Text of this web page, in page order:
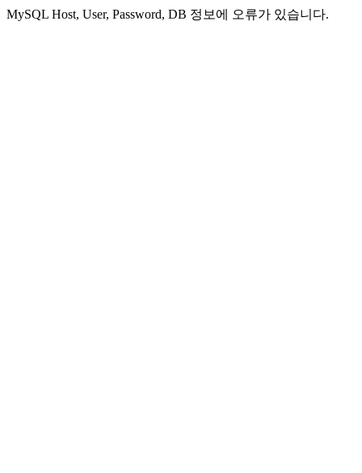
MySQL Host, User, Password, DB 정보에 오류가 있습니다.